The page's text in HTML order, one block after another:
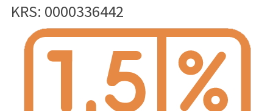
KRS: 0000336442